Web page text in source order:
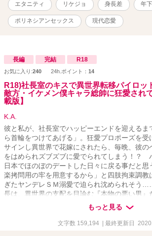
エタニティ リケジョ 身長差 年
ポリネシアンセックス 現代恋愛
長編 完結 R18
お気に入り:240 24h.ポイント： 14
R18)社長室のキスで異世界転移パイロッ
敵方・イケメン僕キャラ総帥に狂愛され
載版】
K.A.
彼と私が、社長室でハッピーエンドを迎えるま
ら首輪をつけてあげる」。狂愛プロポーズを受
サインし異世界で花嫁にされたら、毎晩、彼の
をはめられズブズブに愛でられてしまう！？
日本でほのぼのデートした日々に戻る事だと思
楽拷問用の牢を用意するから」と四肢拘束調教
ぎたヤンデレＳＭ溺愛で迫られ沈められそう
長は、異世界の支配を目論む『本物の悪い男』
の心と体がほしい」。冴えないＯＬの私がイケ
ら異世界へと送られパイロットに。戦闘で捕虜
とそこには科学者にして敵のエース・パイロ
もっと見る
文字数 159,194 | 最終更新日